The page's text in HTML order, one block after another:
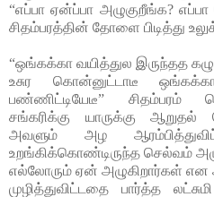
“எப்பா ஏன்ப்பா அழுகுறீங்க?
சிதம்பரத்தின் தோளை பிடித்து
“ஒங்கக்கா வயித்துல இருந்தத
உசுர கொன்னுட்டாடீ
பண்ணிட்டியேடீ” சிதம்பரம்
சங்கரிக்கு யாருக்கு
அவளும் அழ
உறங்கிக்கொண்டிருந்த செல்வம்
எல்லோரும் ஏன் அழுகிறார்கள் என
முழித்துவிட்டதை பார்த்த